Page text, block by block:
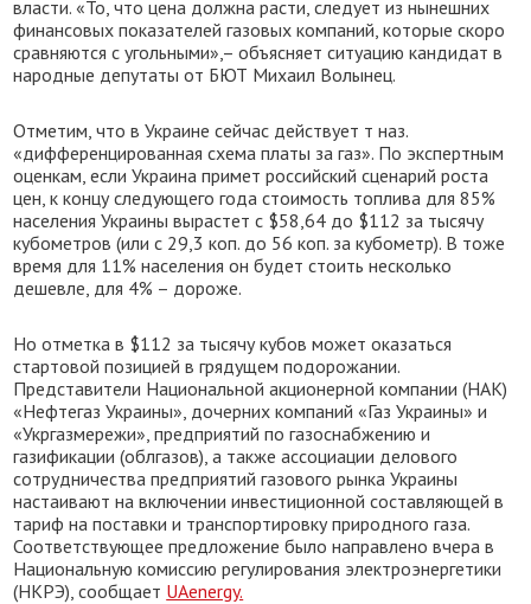
власти. «То, что цена должна расти, следует из нынешних
финансовых показателей газовых компаний, которые скоро
сравняются с угольными»,– объясняет ситуацию кандидат в
народные депутаты от БЮТ Михаил Волынец.
Отметим, что в Украине сейчас действует т наз.
«дифференцированная схема платы за газ». По экспертным
оценкам, если Украина примет российский сценарий роста
цен, к концу следующего года стоимость топлива для 85%
населения Украины вырастет с $58,64 до $112 за тысячу
кубометров (или с 29,3 коп. до 56 коп. за кубометр). В тоже
время для 11% населения он будет стоить несколько
дешевле, для 4% – дороже.
Но отметка в $112 за тысячу кубов может оказаться
стартовой позицией в грядущем подорожании.
Представители Национальной акционерной компании (НАК)
«Нефтегаз Украины», дочерних компаний «Газ Украины» и
«Укргазмережи», предприятий по газоснабжению и
газификации (облгазов), а также ассоциации делового
сотрудничества предприятий газового рынка Украины
настаивают на включении инвестиционной составляющей в
тариф на поставки и транспортировку природного газа.
Соответствующее предложение было направлено вчера в
Национальную комиссию регулирования электроэнергетики
(НКРЭ), сообщает UAenergy.